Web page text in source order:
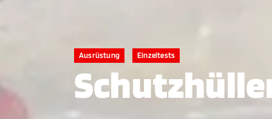
Ausrüstung Einzeltests